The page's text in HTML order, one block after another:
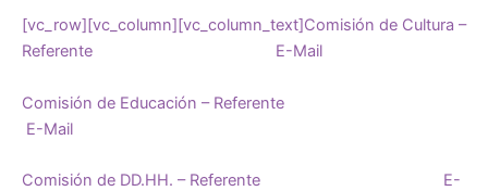
[vc_row][vc_column][vc_column_text]Comisión de Cultura –
Referente E-Mail
Comisión de Educación – Referente
E-Mail
Comisión de DD.HH. – Referente E-